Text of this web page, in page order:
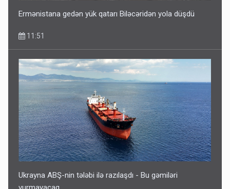
Ermənistana gedən yük qatarı Biləcəridən yola düşdü
11:51
Ukrayna ABŞ-nin tələbi ilə razılaşdı - Bu gəmiləri